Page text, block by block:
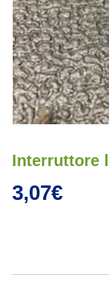
Interruttore
3,07€